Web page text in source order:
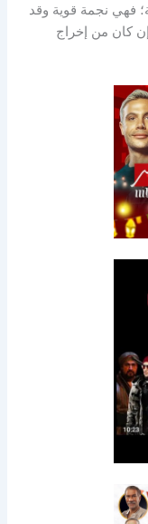
فهي نجمة قوية وقد
كان من إخراج